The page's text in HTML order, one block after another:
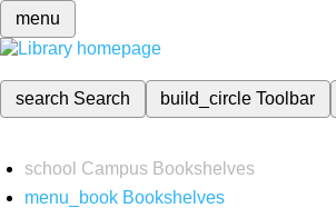
menu
search Search build_circleToolbar
school Campus Bookshelves
menu_book Bookshelves